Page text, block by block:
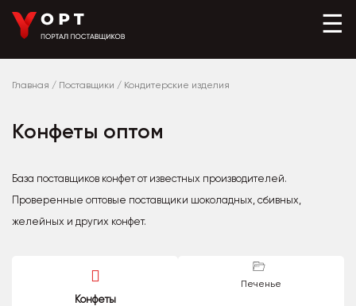
☰
Главная / Поставщики / Кондитерские изделия
Конфеты оптом
База поставщиков конфет от известных производителей.
Проверенные оптовые поставщики шоколадных, сбивных,
желейных и других конфет.
Конфеты
Печенье